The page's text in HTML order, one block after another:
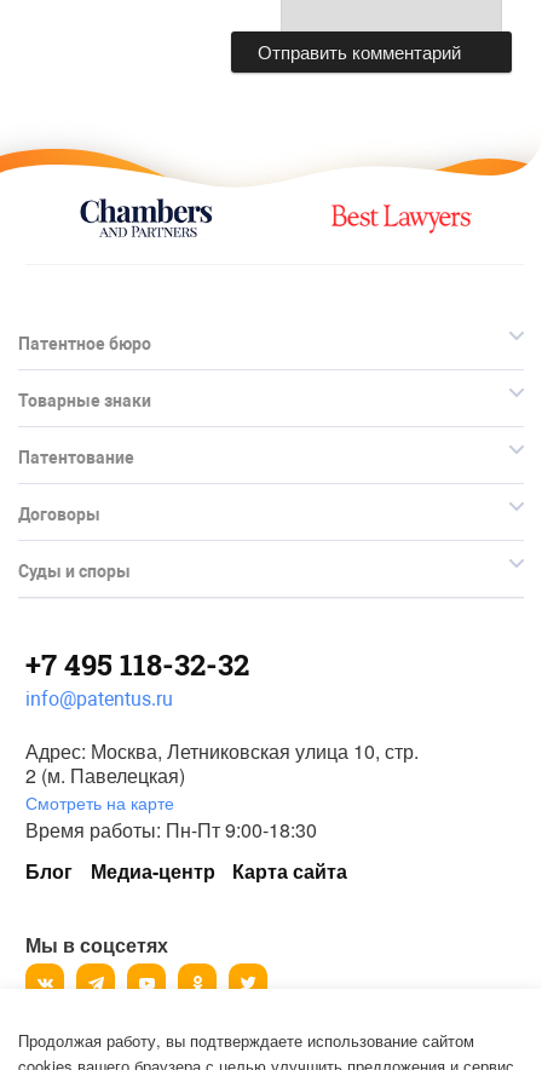
Патентное бюро
Товарные знаки
Патентование
Договоры
Суды и споры
+7 495 118-32-32
info@patentus.ru
Адрес: Москва, Летниковская улица 10, стр.
2 (м. Павелецкая)
Смотреть на карте
Время работы: Пн-Пт 9:00-18:30
Блог
Медиа-центр Карта сайта
Мы в соцсетях
©2006-2026, ООО «Патентус».
Продолжая работу, вы подтверждаете использование сайтом